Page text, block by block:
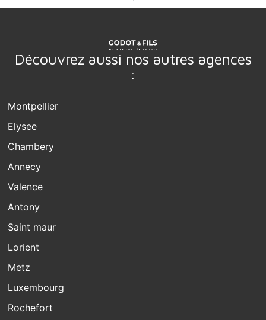
Découvrez aussi nos autres agences
:
Montpellier
Elysee
Chambery
Annecy
Valence
Antony
Saint maur
Lorient
Metz
Luxembourg
Rochefort